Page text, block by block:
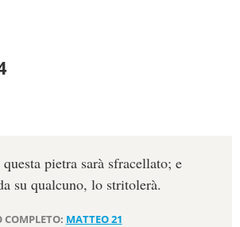
pietra sarà sfracellato; e
su qualcuno, lo stritolerà.
COMPLETO: MATTEO 21